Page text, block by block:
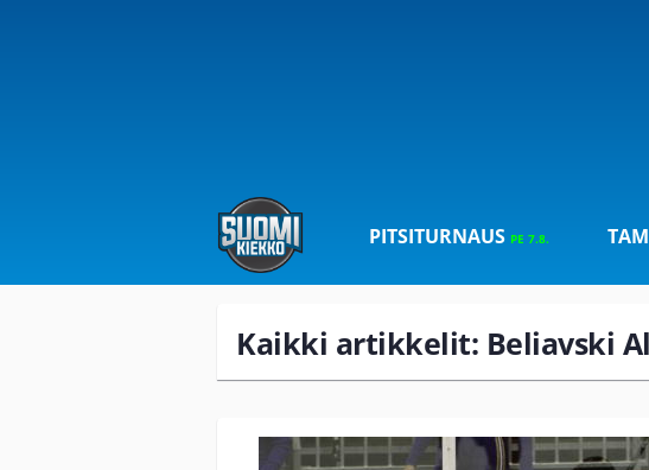
PITSITURNAUS PE 7.8.
Kaikki artikkelit: Beliavski